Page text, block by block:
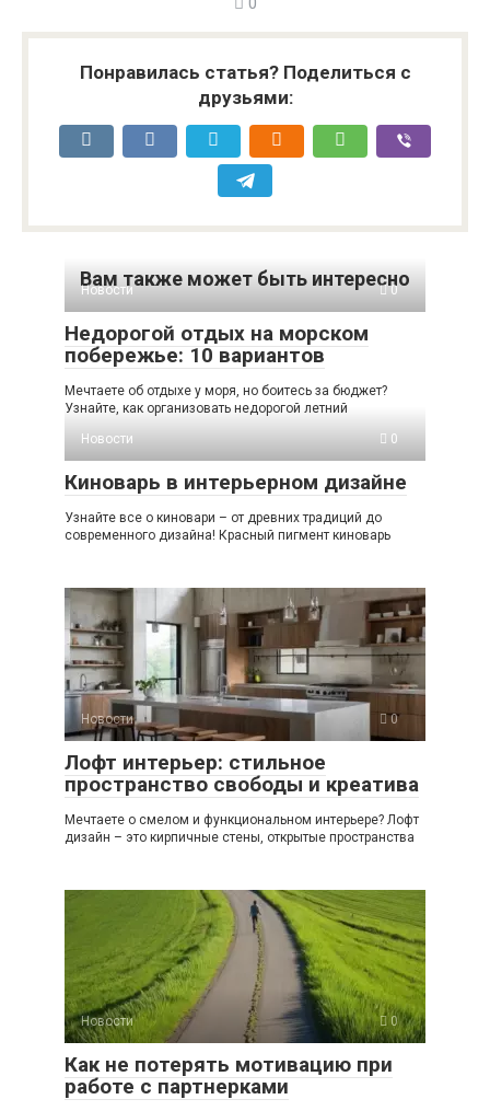
Понравилась статья? Поделиться с
друзьями:
Вам также может быть интересно
Новости 0
Недорогой отдых на морском
побережье: 10 вариантов
Мечтаете об отдыхе у моря, но боитесь за бюджет?
Узнайте, как организовать недорогой летний
Новости
0
Киноварь в интерьерном дизайне
Узнайте все о киновари – от древних традиций до
современного дизайна! Красный пигмент киноварь
Новости 0
Лофт интерьер: стильное
пространство свободы и креатива
Мечтаете о смелом и функциональном интерьере? Лофт
дизайн – это кирпичные стены, открытые пространства
Новости 0
Как не потерять мотивацию при
работе с партнерками